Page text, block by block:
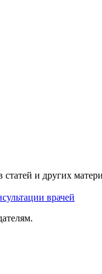
и других
врачей